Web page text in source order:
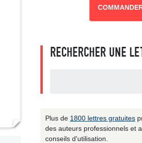
RECHERCHER UNE
Plus de 1800 lettres gratuites
des auteurs professionnels et
conseils d'utilisation.